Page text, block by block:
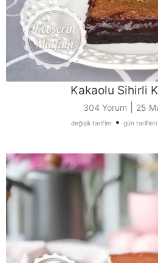
Kakaolu Sihirli
304 Yorum 25
değişik tarifler• gün tarifleri